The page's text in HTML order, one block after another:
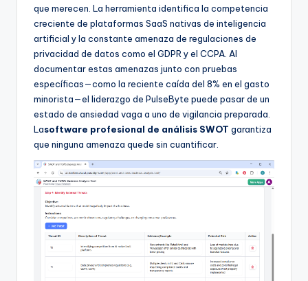
que merecen. La herramienta identifica la competencia
creciente de plataformas SaaS nativas de inteligencia
artificial y la constante amenaza de regulaciones de
privacidad de datos como el GDPR y el CCPA. Al
documentar estas amenazas junto con pruebas
específicas—como la reciente caída del 8% en el gasto
minorista—el liderazgo de PulseByte puede pasar de un
estado de ansiedad vaga a uno de vigilancia preparada.
Lasoftware profesional de análisis SWOT garantiza
que ninguna amenaza quede sin cuantificar.